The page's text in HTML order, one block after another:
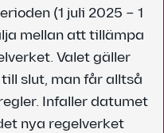
(1 juli 2025 – 1
mellan att tillämpa
Valet gäller
slut, man får alltså
Infaller datumet
nya regelverket